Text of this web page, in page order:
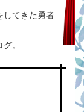
してきた勇者
。